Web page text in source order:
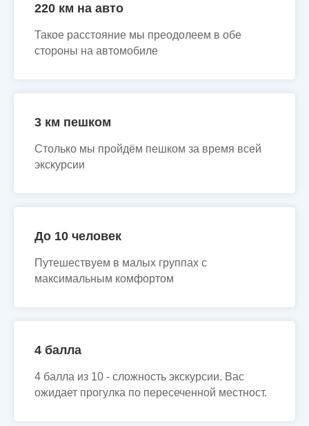
220 км на авто
Такое расстояние мы преодолеем в обе
стороны на автомобиле
3 км пешком
Столько мы пройдём пешком за время всей
экскурсии
До 10 человек
Путешествуем в малых группах с
максимальным комфортом
4 балла
4 балла из 10 - сложность экскурсии. Вас
ожидает прогулка по пересеченной местност.